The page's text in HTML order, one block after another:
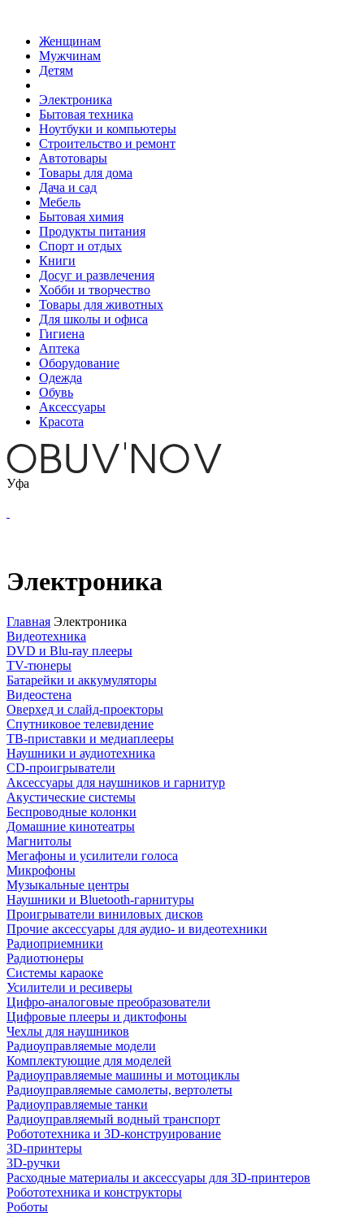
Женщинам
Мужчинам
Детям
Электроника
Бытовая техника
Ноутбуки и компьютеры
Строительство и ремонт
Автотовары
Товары для дома
Дача и сад
Мебель
Бытовая химия
Продукты питания
Спорт и отдых
Книги
Досуг и развлечения
Хобби и творчество
Товары для животных
Для школы и офиса
Гигиена
Аптека
Оборудование
Одежда
Обувь
Аксессуары
Красота
Уфа
Электроника
Главная Электроника
Видеотехника
DVD и Blu-ray плееры
TV-тюнеры
Батарейки и аккумуляторы
Видеостена
Оверхед и слайд-проекторы
Спутниковое телевидение
ТВ-приставки и медиаплееры
Наушники и аудиотехника
CD-проигрыватели
Аксессуары для наушников и гарнитур
Акустические системы
Беспроводные колонки
Домашние кинотеатры
Магнитолы
Мегафоны и усилители голоса
Микрофоны
Музыкальные центры
Наушники и Bluetooth-гарнитуры
Проигрыватели виниловых дисков
Прочие аксессуары для аудио- и видеотехники
Радиоприемники
Радиотюнеры
Системы караоке
Усилители и ресиверы
Цифро-аналоговые преобразователи
Цифровые плееры и диктофоны
Чехлы для наушников
Радиоуправляемые модели
Комплектующие для моделей
Радиоуправляемые машины и мотоциклы
Радиоуправляемые самолеты, вертолеты
Радиоуправляемые танки
Радиоуправляемый водный транспорт
Робототехника и 3D-конструирование
3D-принтеры
3D-ручки
Расходные материалы и аксессуары для 3D-принтеров
Робототехника и конструкторы
Роботы